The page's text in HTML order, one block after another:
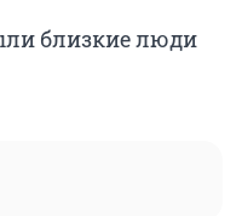
близкие люди